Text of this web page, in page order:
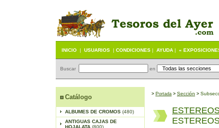
INICIO | USUARIOS | CONDICIONES | AYUDA | «
Buscar en
Catálogo
ALBUMES DE CROMOS (480)
ANTIGUAS CAJAS DE
HOJALATA (800)
> Portada > Sección >